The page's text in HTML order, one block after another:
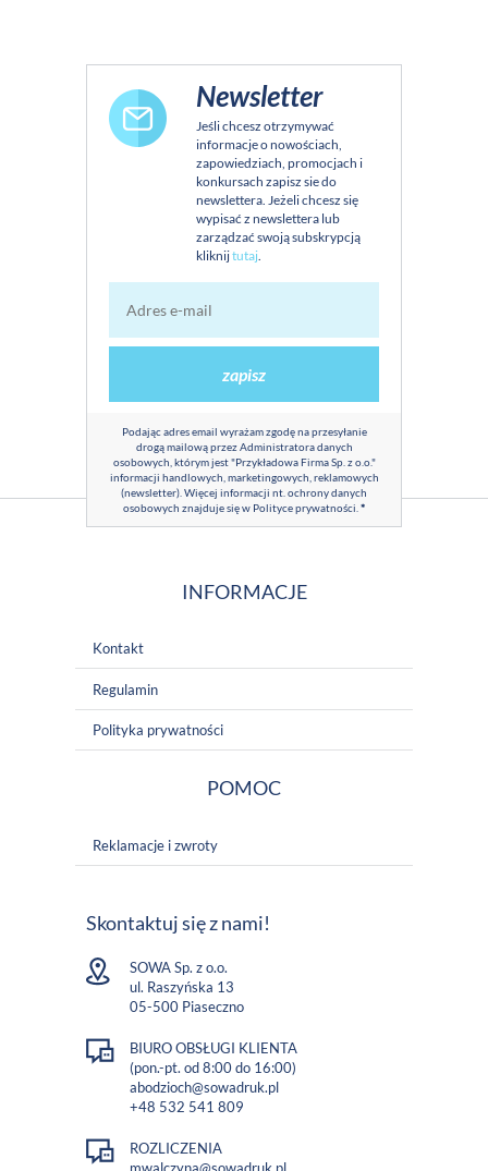
Newsletter
Jeśli chcesz otrzymywać
informacje o nowościach,
zapowiedziach, promocjach i
konkursach zapisz sie do
newslettera. Jeżeli chcesz się
wypisać z newslettera lub
zarządzać swoją subskrypcją
kliknijtutaj.
zapisz
Podając adres email wyrażam zgodę na przesyłanie
drogą mailową przez Administratora danych
osobowych, którym jest "Przykładowa Firma Sp. z o.o."
informacji handlowych, marketingowych, reklamowych
(newsletter). Więcej informacji nt. ochrony danych
osobowych znajduje się w Polityce prywatności *
INFORMACJE
Kontakt
Regulamin
Polityka prywatności
POMOC
Reklamacje i zwroty
Skontaktuj się z nami!
SOWA Sp. z o.o.
ul. Raszyńska 13
05-500 Piaseczno
BIURO OBSŁUGI KLIENTA
(pon.-pt. od 8:00 do 16:00)
abodzioch@sowadruk.pl
+48 532 541 809
ROZLICZENIA